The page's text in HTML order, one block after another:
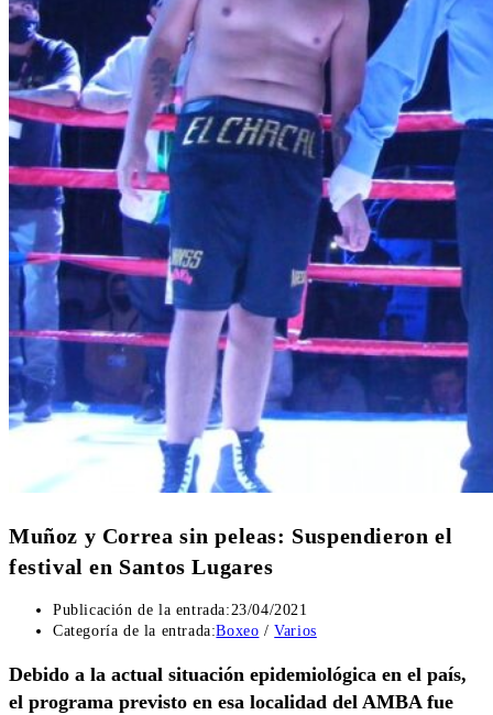
Muñoz y Correa sin peleas: Suspendieron el
festival en Santos Lugares
Publicación de la entrada:23/04/2021
Categoría de la entrada:Boxeo / Varios
Debido a la actual situación epidemiológica en el país,
el programa previsto en esa localidad del AMBA fue